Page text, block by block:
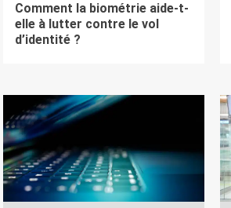
Comment la biométrie aide-t-
elle à lutter contre le vol
d’identité ?